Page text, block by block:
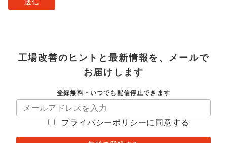
工場改善のヒントと最新情報を、メールで
お届けします
登録無料・いつでも配信停止できます
プライバシーポリシーに同意する